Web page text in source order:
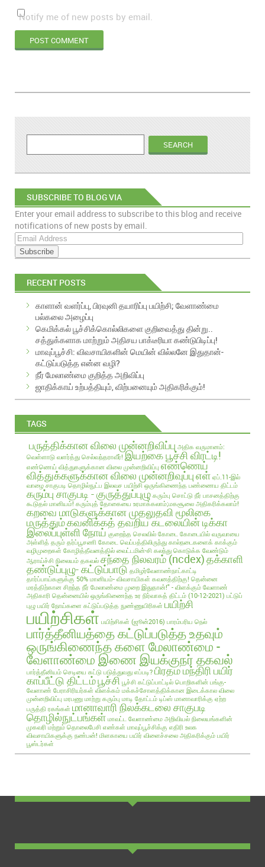
Notify me of new posts by email.
SUBSCRIBE TO BLOG VIA
EMAIL
Enter your email address to subscribe to this blog and receive
notifications of new posts by email.
E
m
a
i
A
RECENT POSTS
காளான் வளர்ப்பு, பிரவுனி தயாரிப்பு பயிற்சி; வேளாண்மை
பல்கலை அழைப்பு
கெமிக்கல் பூச்சிக்கொல்லிகளை குறிவைத்து தின்று..
சத்துக்களாக மாற்றும் அதிசய பாக்டீரியா கண்டுபிடிப்பு!
மாவுப்பூச்சி: விவசாயிகளின் மெயின் வில்லனே இதுதான்-
கட்டுப்படுத்த என்ன வழி?
நீர் மேலாண்மை குறித்த அறிவிப்பு
ஜாதிக்காய் உற்பத்தியும், விற்பனையும் அதிகரிக்கும்!
TAGS
பருத்திக்கான விலை முன்னறிவிப்பு அதிக வருமானம்:
வெள்ளாடு வளர்த்து செல்வந்தராவீர்! இயற்கை பூச்சி விரட்டி!
எண்ணெய் வித்துகளுக்கான விலை முன்னறிவிப்பு எண்ணெய்
வித்துக்களுக்கான விலை முன்னறிவுப்புஎள் ஏப்.11-இல்
வாழை சாகுபடி தொழில்நுட்ப இலவச பயிற்சி ஒருங்கிணைந்த பண்ணைய திட்டம்
கரும்பு சாகுபடி - குருத்துப்புழு கரும்பு சொட்டு நீர் பாசனத்திற்கு
கூடுதல் மானியம்! கரும்புத் தோகையை உரமாக்கலாம்;மகசூலை அதிகரிக்கலாம்!
கறவை மாடுகளுக்கான முதலுதவி மூலிகை
மருத்தும்கவனிக்கத் தவறிய கடலையின் டிக்கா
இலைப்புள்ளி நோய் குறைந்த செலவில் கோடை கோடையில் வருவாயை
அள்ளித் தரும் தர்ப்பூசணி கோடை வெப்பத்திலிருந்து கால்நடைகளைக் காக்கும்
வழிமுறைகள் கோழித்தீவனத்தில் வைட்டமின்-சி கலந்து கொடுக்க வேண்டும்
ஆராய்ச்சி நிலையம் தகவல் சந்தை நிலவரம் (ncdex)தக்காளி
தண்டுப்புழு- கட்டுப்பாடு தமிழர்வேளாண்நாட்காட்டி
தார்ப்பாய்களுக்கு 50% மானியம்- விவசாயிகள் கவனத்திற்கு! தென்னை
மரத்திற்கான சிறந்த நீர் மேலாண்மை முறை இதுதான்!" - விளக்கும் வேளாண்
அதிகாரி தென்னையில் ஒருங்கிணைந்த உர நிர்வாகத் திட்டம் (10-12-2021) பட்டுப்
புழு பயிர் நோய்களை கட்டுப்படுத்த நுண்ணுயிரிகள் பயிற்சி
பயிற்சிகள் பயிற்சிகள் (ஜூன்2016) பாரம்பரிய நெல்
பார்த்தீனியத்தை கட்டுப்படுத்த உதவும்
ஒருங்கிணைந்த களை மேலாண்மை -
வேளாண்மை இணை இயக்குநர் தகவல்
பார்த்தீனியம் செடியை கட்டு படுத்துவது எப்படி? பிரதம மந்திரி பயிர்
காப்பீட்டு திட்டம்பூச்சி பூச்சி கட்டுப்பாட்டில் பொறிகளின் பங்கு-
வேளாண் பேராசிரியர்கள் விளக்கம் மக்கச்சோளத்திக்கான இடைக்கால விலை
முன்னறிவிப்பு மரபணு மாற்று கரும்பு மாடி தோட்டம் டிப்ஸ் மானாவாரிக்கு ஏற்ற
பருத்தி ரகங்கள் மானாவாரி நிலக்கடலை சாகுபடி
தொழில்நுட்பங்கள் மாவட்ட வேளாண்மை அறிவியல் நிலையங்களின்
முகவரி மற்றும் தொலைபேசி எண்கள் மாவுப்பூச்சிக்கு எதிரி உலக
விவசாயிகளுக்கு நண்பன்! மிளகாயை பயிர் விளைச்சலை அதிகரிக்கும் பயிர்
பூஸ்டர்கள்